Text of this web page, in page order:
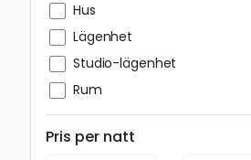
Hus
Lägenhet
Studio-lägenhet
Rum
Pris per natt